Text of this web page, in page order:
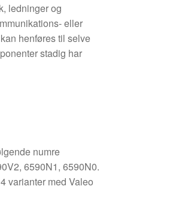
ledninger og
eller
henføres til selve
stadig har
numre
6590N1, 6590N0.
varianter med Valeo